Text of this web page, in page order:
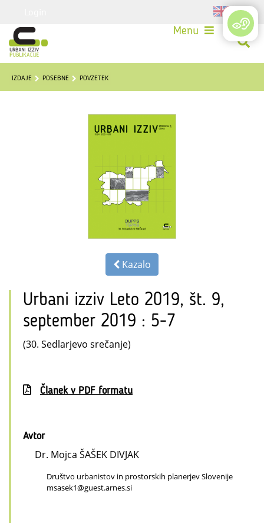
Menu
IZDAJE POSEBNE POVZETEK
Kazalo
Urbani izziv Leto 2019, št. 9,
september 2019 : 5-7
(30. Sedlarjevo srečanje)
Članek v PDF formatu
Avtor
Dr. Mojca ŠAŠEK DIVJAK
Društvo urbanistov in prostorskih planerjev Slovenije
msasek1@guest.arnes.si